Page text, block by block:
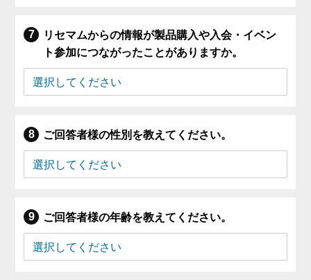
リセマムからの情報が製品購入や入会・イベン
ト参加につながったことがありますか。
ご回答者様の性別を教えてください。
ご回答者様の年齢を教えてください。